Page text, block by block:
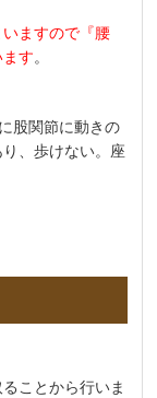
ますので『腰
す。
股関節に動きの
、歩けない。座
ことから行いま